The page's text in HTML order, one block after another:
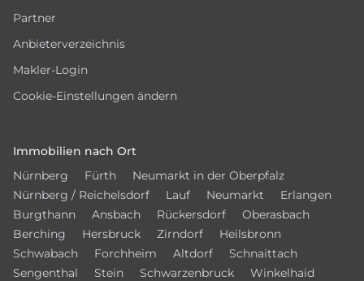
Partner
Anbieterverzeichnis
Makler-Login
Cookie-Einstellungen ändern
Immobilien nach Ort
Nürnberg
Fürth
Neumarkt in der Oberpfalz
Nürnberg / Reichelsdorf
Lauf Neumarkt
Erlangen
Burgthann
Ansbach Rückersdorf
Oberasbach
Berching
Hersbruck Zirndorf
Heilsbronn
Schwabach
Forchheim Altdorf
Schnaittach
Sengenthal
Stein Schwarzenbruck Winkelhaid